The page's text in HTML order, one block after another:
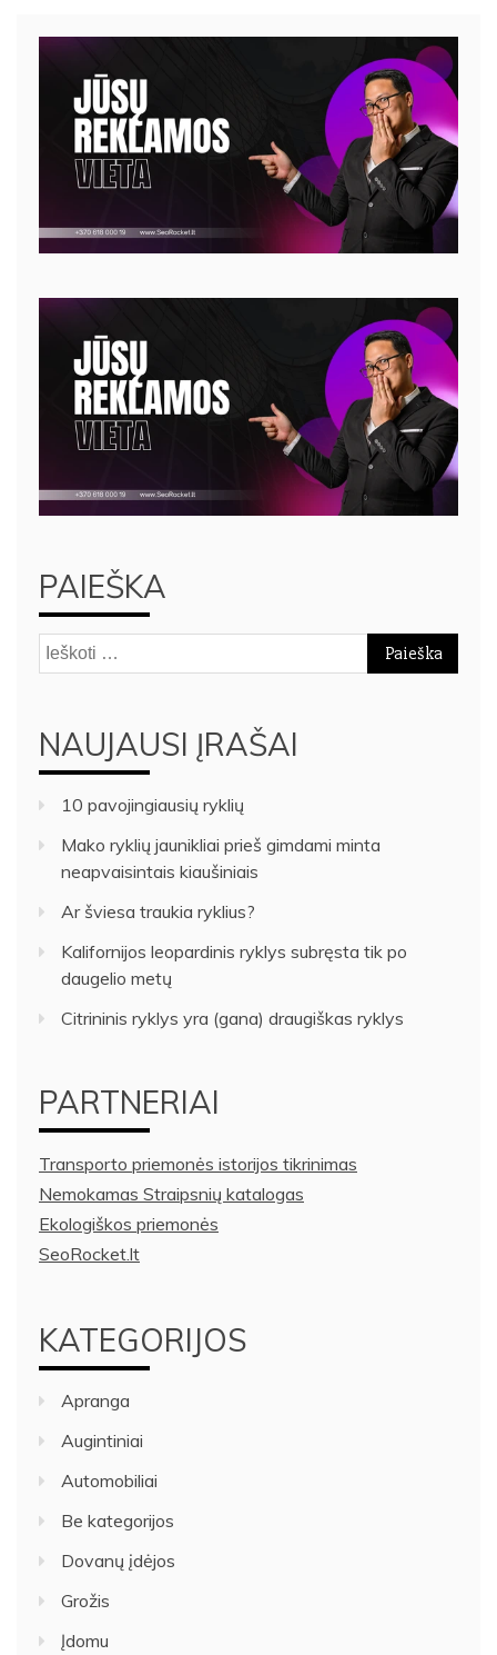
PAIEŠKA
Ieškoti:
NAUJAUSI ĮRAŠAI
10 pavojingiausių ryklių
Mako ryklių jaunikliai prieš gimdami minta
neapvaisintais kiaušiniais
Ar šviesa traukia ryklius?
Kalifornijos leopardinis ryklys subręsta tik po
daugelio metų
Citrininis ryklys yra (gana) draugiškas ryklys
PARTNERIAI
Transporto priemonės istorijos tikrinimas
Nemokamas Straipsnių katalogas
Ekologiškos priemonės
SeoRocket.lt
KATEGORIJOS
Apranga
Augintiniai
Automobiliai
Be kategorijos
Dovanų įdėjos
Grožis
Įdomu